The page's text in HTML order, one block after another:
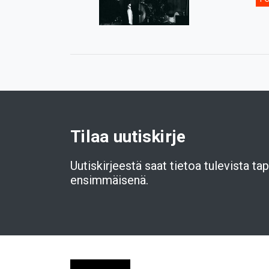
Tilaa uutiskirje
Uutiskirjeestä saat tietoa tulevista
ensimmäisenä.